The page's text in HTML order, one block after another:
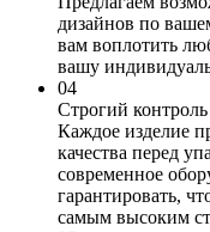
дизайнов по
вам воплотить
вашу
04
Строгий контроль
Каждое изделие
качества перед
современное
гарантировать,
самым высоким